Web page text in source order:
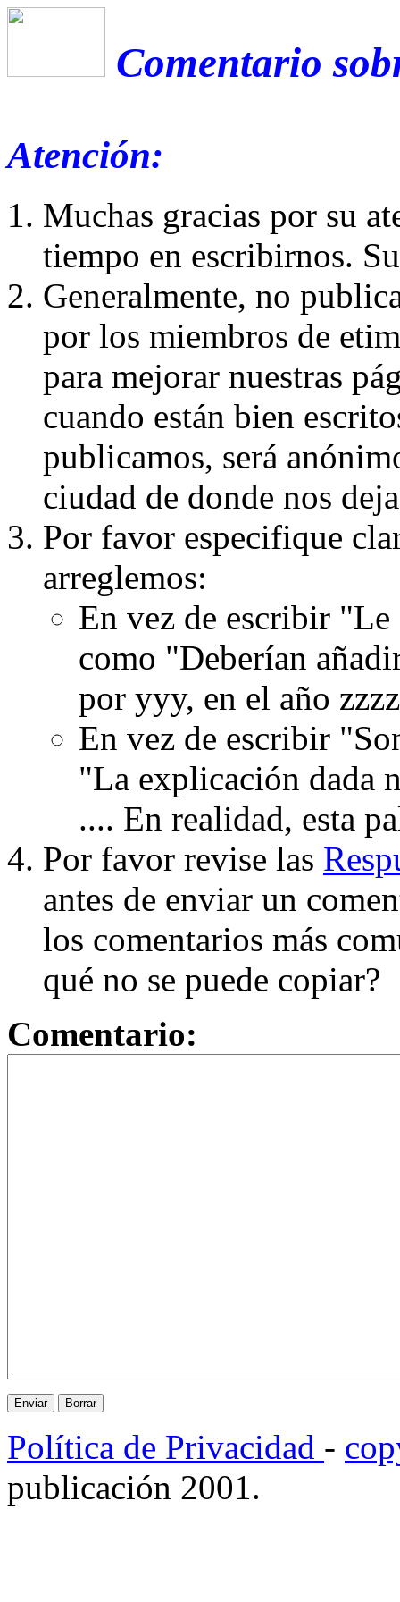
Comentario
Atención:
Muchas gracias por su
tiempo en escribirnos.
Generalmente, no
por los miembros de
para mejorar nuestras
cuando están bien
publicamos, será
ciudad de donde nos
Por favor especifique
arreglemos:
En vez de escribir
como "Deberían
por yyy, en el año
En vez de escribir
"La explicación dada
.... En realidad, esta
Por favor revise las
antes de enviar un
los comentarios más
qué no se puede copiar?
Comentario:
Política de Privacidad -
publicación 2001.